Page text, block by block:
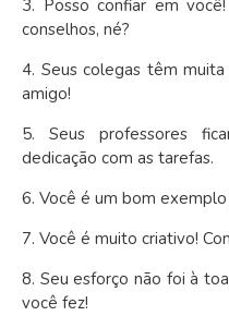
3. Posso confiar em
conselhos, né?
4. Seus colegas têm
amigo!
5. Seus professores
dedicação com as tarefas.
6. Você é um bom
7. Você é muito criativo!
8. Seu esforço não foi à
você fez!